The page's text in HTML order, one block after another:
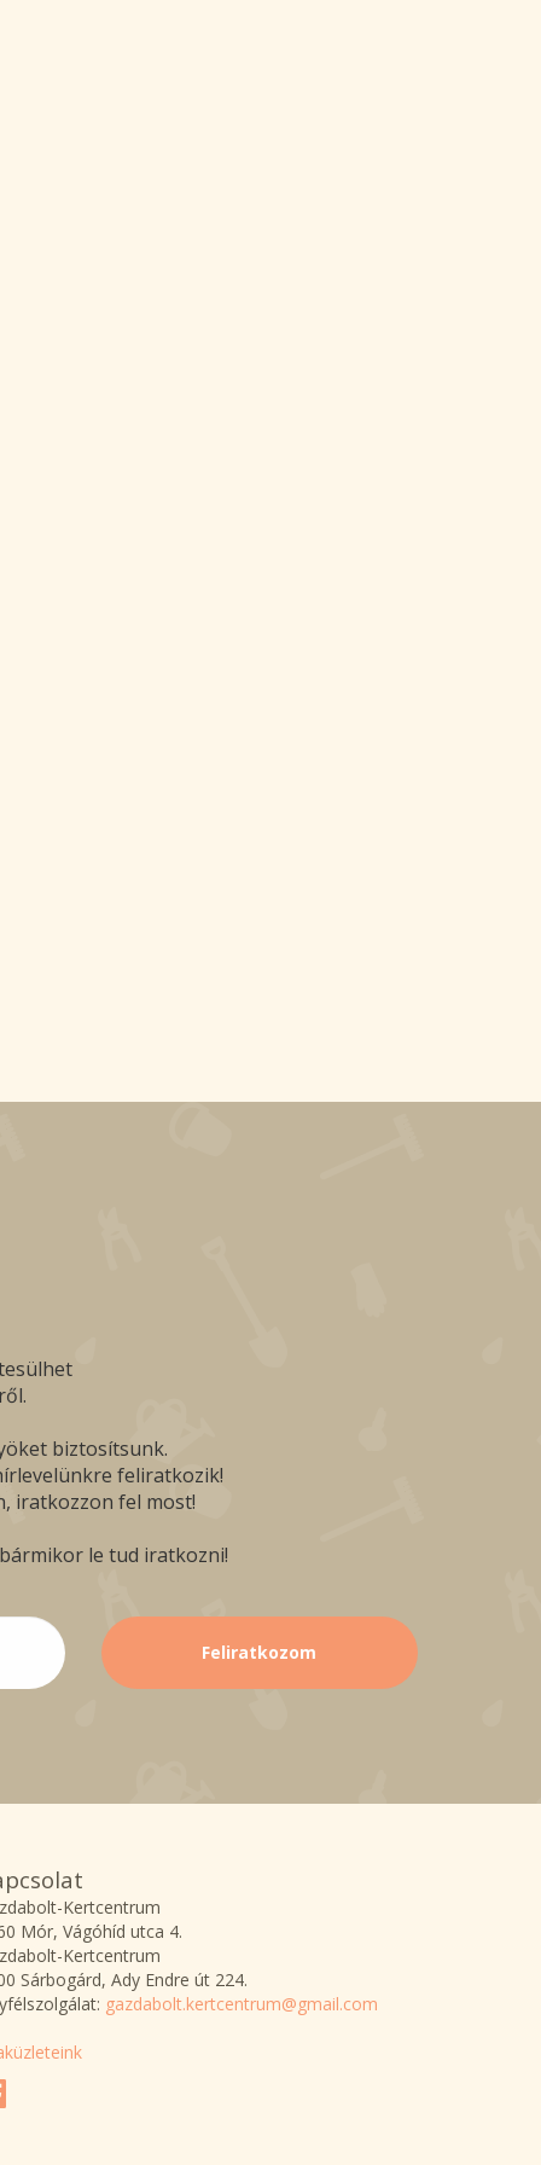
biztosítsunk.
feliratkozik!
iratkozzon fel most!
le tud iratkozni!
Kertcentrum
Mór, Vágóhíd utca 4.
Kertcentrum
Sárbogárd, Ady Endre út 224.
gazdabolt.kertcentrum@gmail.com